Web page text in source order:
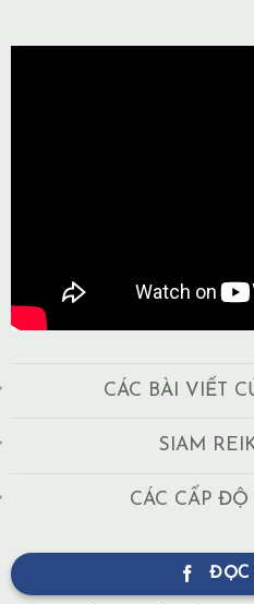
CÁC BÀI VIẾT
SIAM
CÁC CẤP ĐỘ
ĐỌC